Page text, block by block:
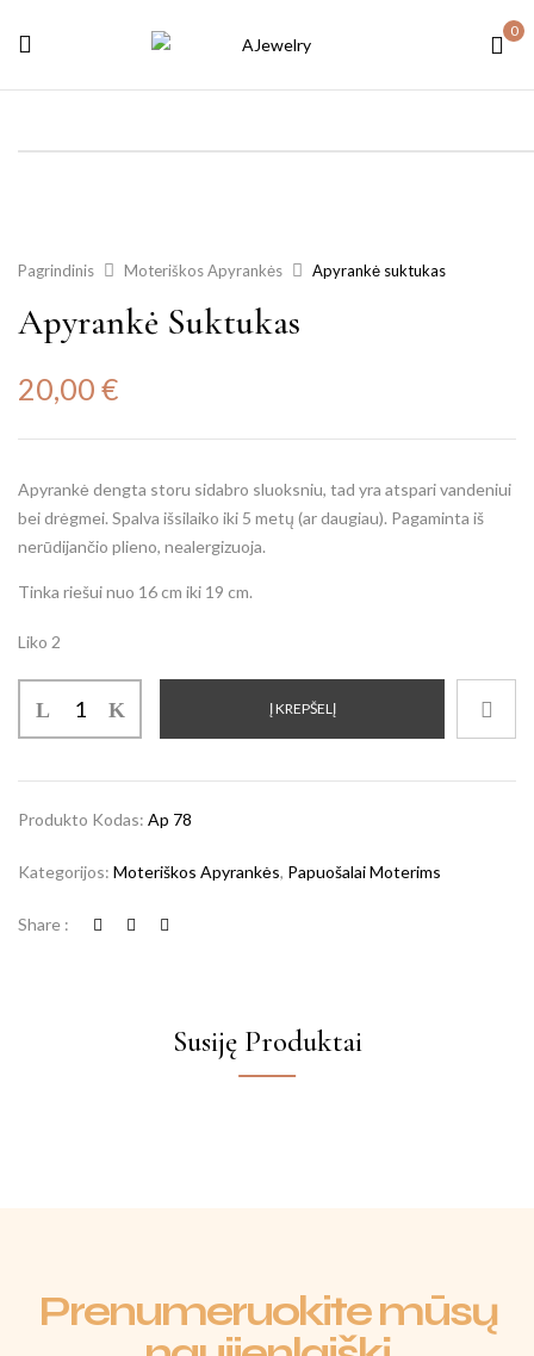
0
Pagrindinis Moteriškos Apyrankės Apyrankė suktukas
Apyrankė Suktukas
20,00 €
Apyrankė dengta storu sidabro sluoksniu, tad yra atspari vandeniui
bei drėgmei. Spalva išsilaiko iki 5 metų (ar daugiau). Pagaminta iš
nerūdijančio plieno, nealergizuoja.
Tinka riešui nuo 16 cm iki 19 cm.
Liko 2
Į KREPŠELĮ
Produkto Kodas: Ap 78
Kategorijos: Moteriškos Apyrankės, Papuošalai Moterims
Share :
Susiję Produktai
Prenumeruokite mūsų